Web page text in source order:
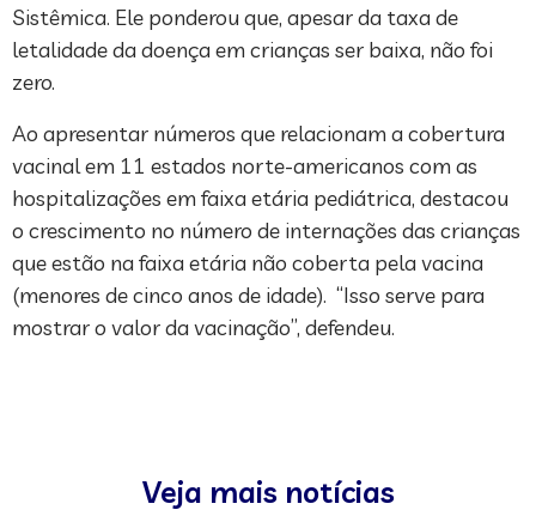
Sistêmica. Ele ponderou que, apesar da taxa de
letalidade da doença em crianças ser baixa, não foi
zero.
Ao apresentar números que relacionam a cobertura
vacinal em 11 estados norte-americanos com as
hospitalizações em faixa etária pediátrica, destacou
o crescimento no número de internações das crianças
que estão na faixa etária não coberta pela vacina
(menores de cinco anos de idade). “Isso serve para
mostrar o valor da vacinação”, defendeu.
Veja mais notícias